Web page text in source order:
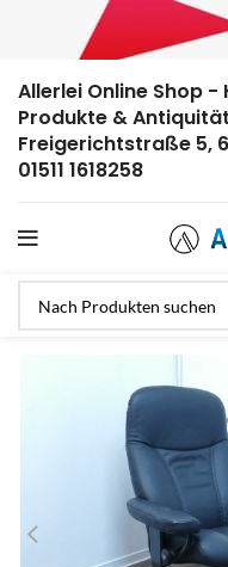
Allerlei Online Shop
Produkte &
Freigerichtstraße 5,
01511 1618258